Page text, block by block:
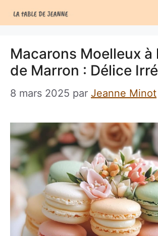
au
Macarons Moelleux à
de Marron : Délice
8 mars 2025 par Jeanne Minot